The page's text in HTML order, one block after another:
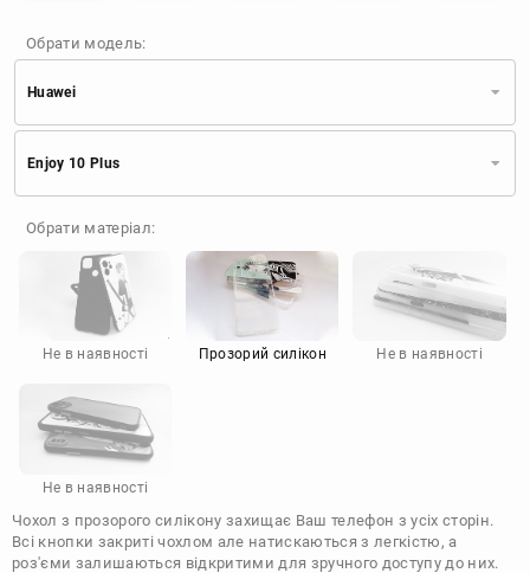
Обрати модель:
Huawei
Apple
Huawei
Oppo
TECNO
Google
Doogee
Infinix
Motorola
Enjoy 10 Plus
Обрати матеріал:
Не в наявності Прозорий силікон Не в наявності
Не в наявності
Чохол з прозорого силікону захищає Ваш телефон з усіх сторін.
Всі кнопки закриті чохлом але натискаються з легкістю, а
роз'єми залишаються відкритими для зручного доступу до них.